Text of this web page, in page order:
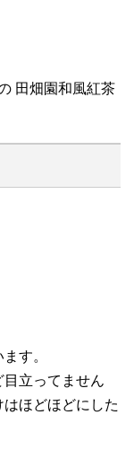
田畑園和風紅茶
す。
立ってません
ほどほどにした